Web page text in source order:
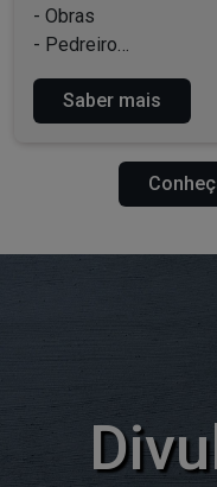
- Obras
- Pedreiro
- Instalação e
- Serviços
- Pinturas
- Infraestrutura
Saber mais